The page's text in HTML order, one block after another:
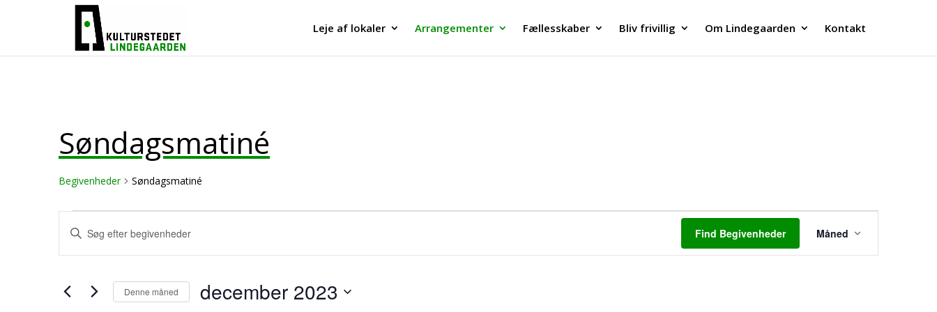
Leje af lokaler Arrangementer Fællesskaber Bliv frivillig Om Lindegaarden Kontakt
Søndagsmatiné
Begivenheder Søndagsmatiné
Begivenheder
Søgning
og
visninger
Navigation
Skriv
nøgleord.
Søg
Begivenheder
Find Begivenheder
Begivenhed
Visninger
Navigation
Måned
Denne måned december 2023